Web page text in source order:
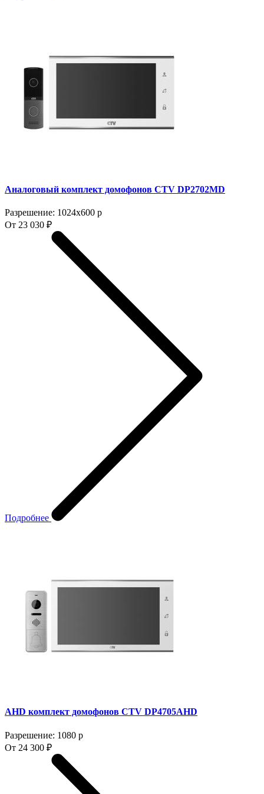
Аналоговый комплект домофонов CTV DP2702MD
Разрешение: 1024x600 p
От 23 030 ₽
Подробнее
AHD комплект домофонов CTV DP4705AHD
Разрешение: 1080 p
От 24 300 ₽